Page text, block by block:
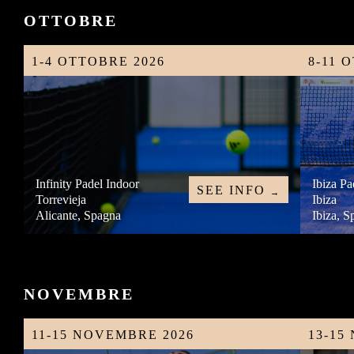
OTTOBRE
1-4 OTTOBRE 2026
Infinity Padel Indoor
Torrevieja
Alicante, Spagna
SEE INFO →
8-11
Ibiza
Ibiza
Ibiza,
NOVEMBRE
11-15 NOVEMBRE 2026 13-15